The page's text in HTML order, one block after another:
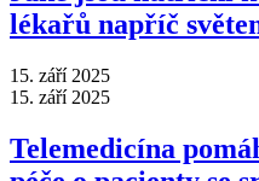
lékařů napříč
15. září 2025
15. září 2025
Telemedicína